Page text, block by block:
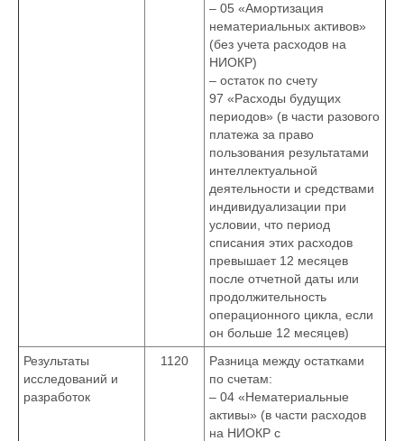
– 05 «Амортизация
нематериальных активов»
(без учета расходов на
НИОКР)
– остаток по счету
97 «Расходы будущих
периодов» (в части разового
платежа за право
пользования результатами
интеллектуальной
деятельности и средствами
индивидуализации при
условии, что период
списания этих расходов
превышает 12 месяцев
после отчетной даты или
продолжительность
операционного цикла, если
он больше 12 месяцев)
Результаты
исследований и
разработок
1120
Разница между остатками
по счетам:
– 04 «Нематериальные
активы» (в части расходов
на НИОКР с